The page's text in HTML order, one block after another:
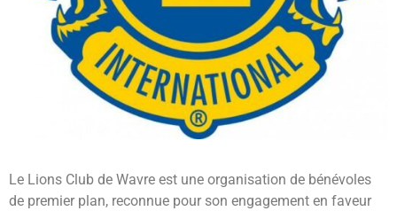
Le Lions Club de Wavre est une organisation de bénévoles
de premier plan, reconnue pour son engagement en faveur